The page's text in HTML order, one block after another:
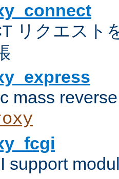
リクエスト
mass
support